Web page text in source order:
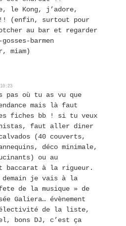
le Kong, j’adore,
(enfin, surtout pour
au bar et regarder
barmen
miam)
pas où tu as vu que
mais là faut
fiches bb ! si tu veux
faut aller diner
(40 couverts,
déco minimale,
ou au
baccarat à la rigueur.
demain je vais à la
de la musique » de
Galiera… évènement
de la liste,
bons DJ, c’est ça